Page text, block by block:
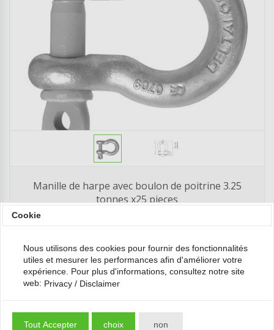
Manille de harpe avec boulon de poitrine 3.25
tonnes x25 pieces
Cookie
Nous utilisons des cookies pour fournir des fonctionnalités
utiles et mesurer les performances afin d'améliorer votre
expérience. Pour plus d'informations, consultez notre site
web: Privacy / Disclaimer
Tout Accepter choix non